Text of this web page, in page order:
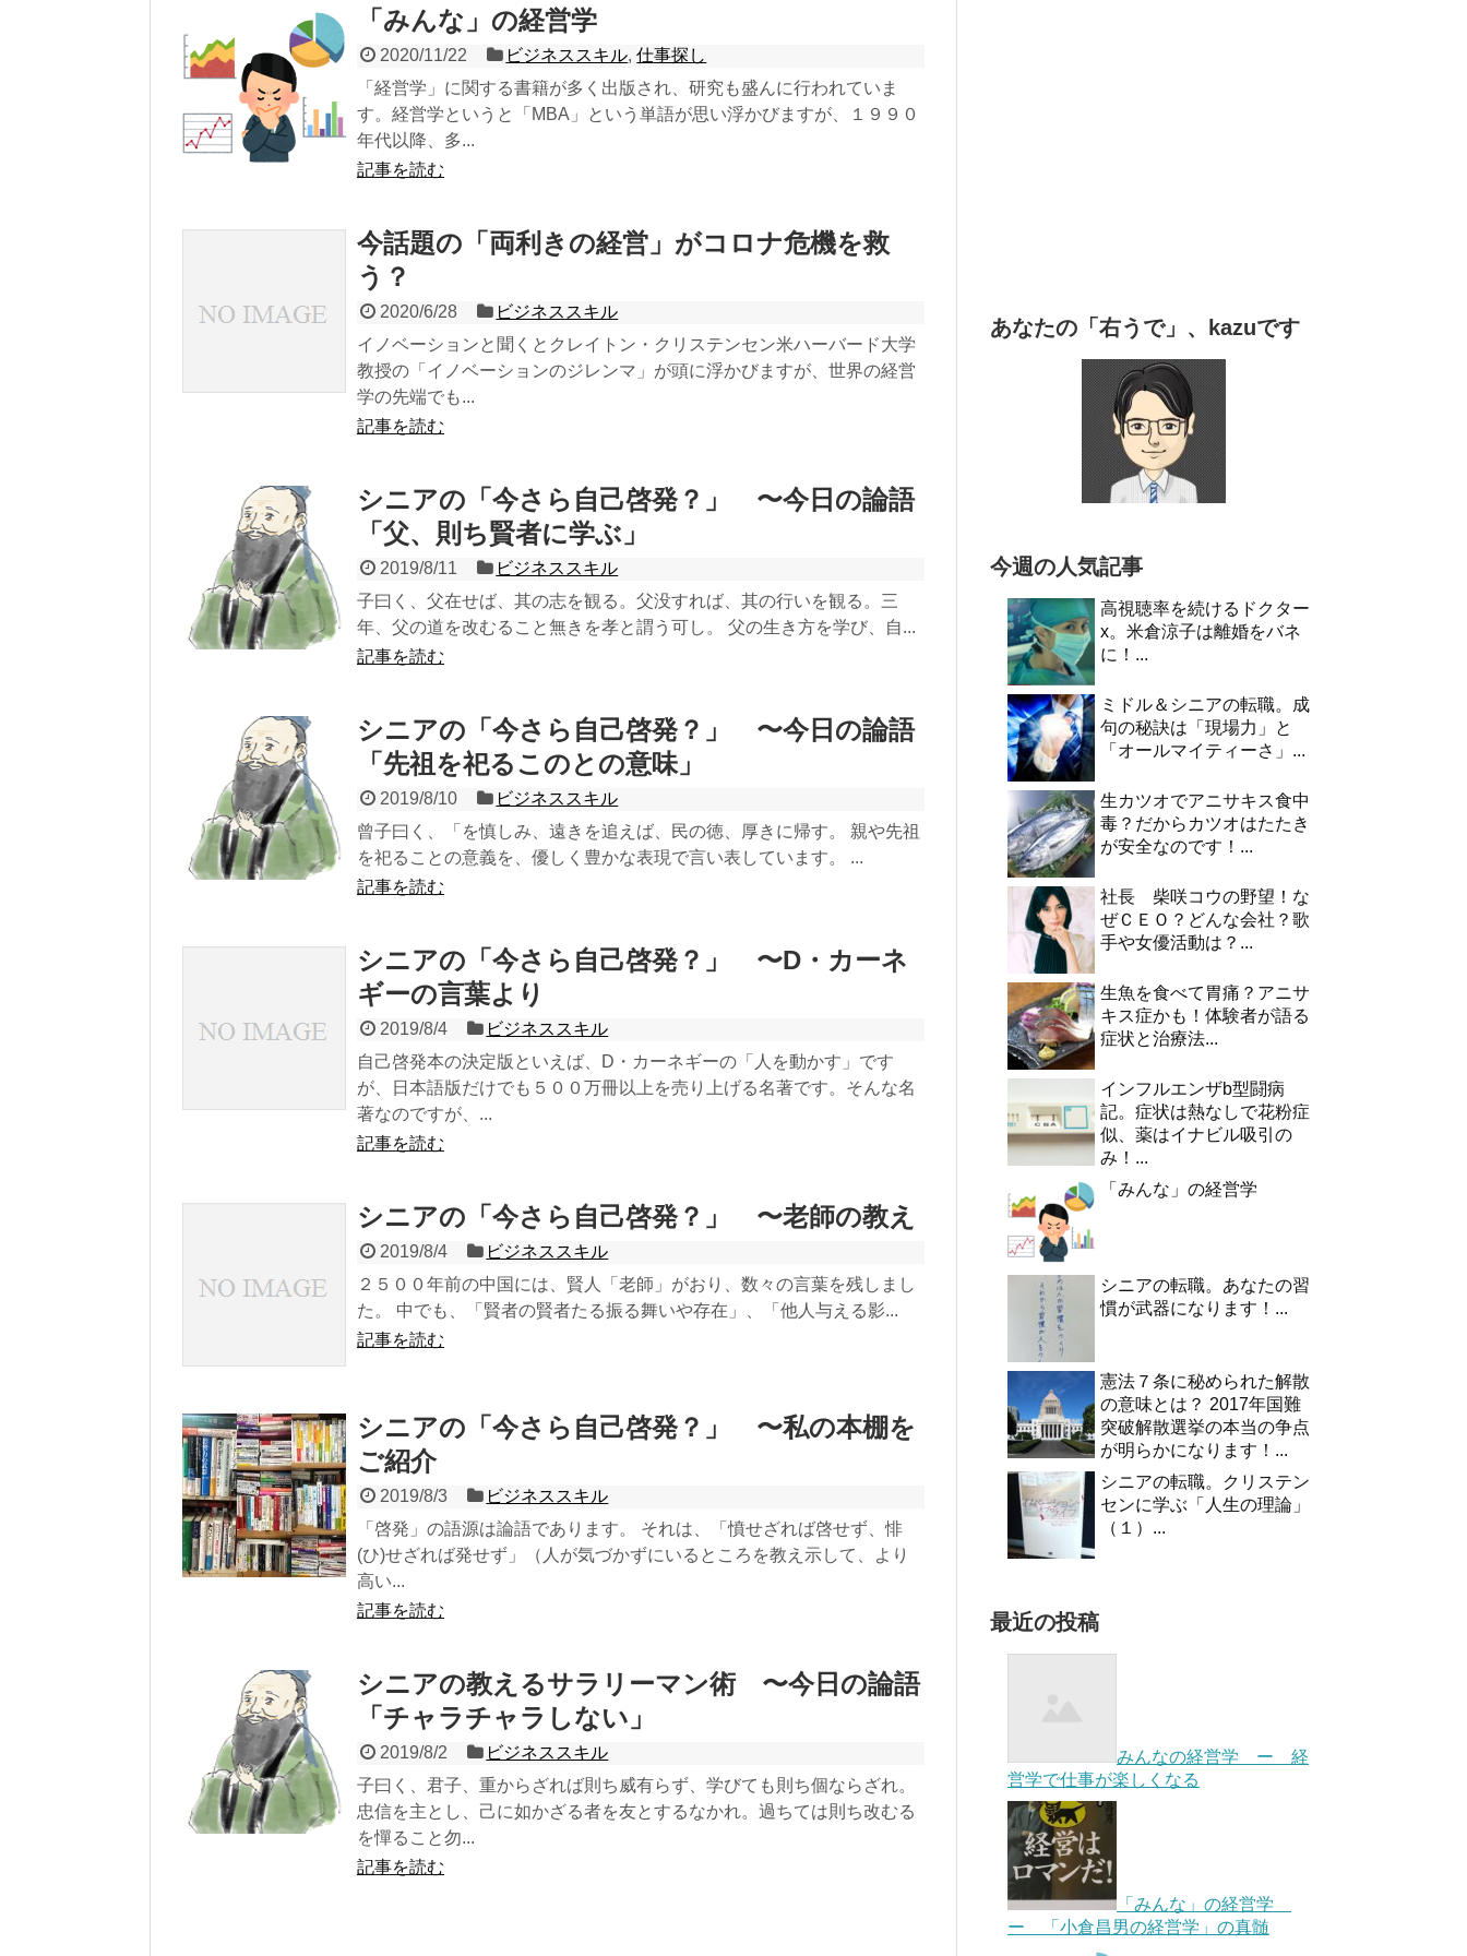
「みんな」の経営学
2020/11/22 ビジネススキル,仕事探し
「経営学」に関する書籍が多く出版され、研究も盛んに行われていま
す。経営学というと「MBA」という単語が思い浮かびますが、１９９０
年代以降、多...
記事を読む
今話題の「両利きの経営」がコロナ危機を救
う？
2020/6/28
ビジネススキル
イノベーションと聞くとクレイトン・クリステンセン米ハーバード大学
教授の「イノベーションのジレンマ」が頭に浮かびますが、世界の経営
学の先端でも...
記事を読む
シニアの「今さら自己啓発？」 〜今日の論語
「父、則ち賢者に学ぶ」
2019/8/11
ビジネススキル
子曰く、父在せば、其の志を観る。父没すれば、其の行いを観る。三
年、父の道を改むること無きを孝と謂う可し。 父の生き方を学び、自...
記事を読む
シニアの「今さら自己啓発？」 〜今日の論語
「先祖を祀るこのとの意味」
2019/8/10
ビジネススキル
曾子曰く、「を慎しみ、遠きを追えば、民の徳、厚きに帰す。 親や先祖
を祀ることの意義を、優しく豊かな表現で言い表しています。 ...
記事を読む
シニアの「今さら自己啓発？」 〜D・カーネ
ギーの言葉より
2019/8/4
ビジネススキル
自己啓発本の決定版といえば、D・カーネギーの「人を動かす」です
が、日本語版だけでも５００万冊以上を売り上げる名著です。そんな名
著なのですが、...
記事を読む
シニアの「今さら自己啓発？」 〜老師の教え
2019/8/4
ビジネススキル
２５００年前の中国には、賢人「老師」がおり、数々の言葉を残しまし
た。 中でも、「賢者の賢者たる振る舞いや存在」、「他人与える影...
記事を読む
シニアの「今さら自己啓発？」 〜私の本棚を
ご紹介
2019/8/3
ビジネススキル
「啓発」の語源は論語であります。 それは、「憤せざれば啓せず、悱
(ひ)せざれば発せず」（人が気づかずにいるところを教え示して、より
高い...
記事を読む
シニアの教えるサラリーマン術 〜今日の論語
「チャラチャラしない」
2019/8/2
ビジネススキル
子曰く、君子、重からざれば則ち威有らず、学びても則ち個ならざれ。
忠信を主とし、己に如かざる者を友とするなかれ。過ちては則ち改むる
を憚ること勿...
記事を読む
あなたの「右うで」、kazuです
今週の人気記事
高視聴率を続けるドクター
x。米倉涼子は離婚をバネ
に！...
ミドル＆シニアの転職。成
句の秘訣は「現場力」と
「オールマイティーさ」...
生カツオでアニサキス食中
毒？だからカツオはたたき
が安全なのです！...
社長 柴咲コウの野望！な
ぜＣＥＯ？どんな会社？歌
手や女優活動は？...
生魚を食べて胃痛？アニサ
キス症かも！体験者が語る
症状と治療法...
インフルエンザb型闘病
記。症状は熱なしで花粉症
似、薬はイナビル吸引の
み！...
「みんな」の経営学
シニアの転職。あなたの習
慣が武器になります！...
憲法７条に秘められた解散
の意味とは？ 2017年国難
突破解散選挙の本当の争点
が明らかになります！...
シニアの転職。クリステン
センに学ぶ「人生の理論」
（１）...
最近の投稿
みんなの経営学 ー 経
営学で仕事が楽しくなる
「みんな」の経営学
ー 「小倉昌男の経営学」の真髄